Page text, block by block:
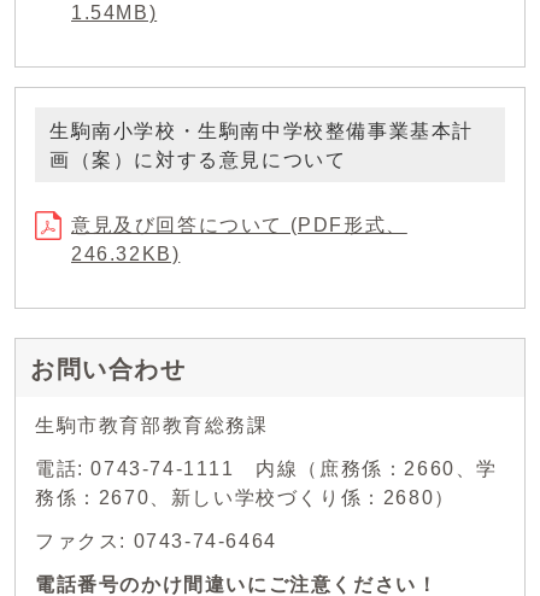
1.54MB)
生駒南小学校・生駒南中学校整備事業基本計
画（案）に対する意見について
意見及び回答について (PDF形式、
246.32KB)
お問い合わせ
生駒市教育部教育総務課
電話: 0743-74-1111 内線（庶務係：2660、学
務係：2670、新しい学校づくり係：2680）
ファクス: 0743-74-6464
電話番号のかけ間違いにご注意ください！